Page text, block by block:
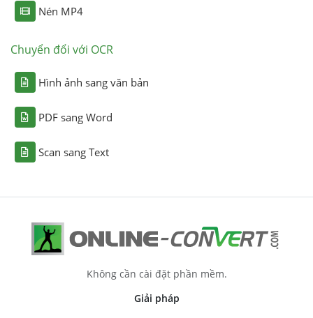
Nén MP4
Chuyển đổi với OCR
Hình ảnh sang văn bản
PDF sang Word
Scan sang Text
Không cần cài đặt phần mềm.
Giải pháp